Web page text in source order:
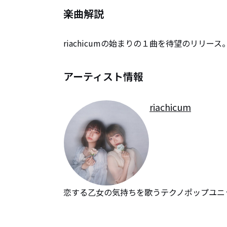
楽曲解説
riachicumの始まりの１曲を待望のリリース
アーティスト情報
riachicum
恋する乙女の気持ちを歌うテクノポップユ